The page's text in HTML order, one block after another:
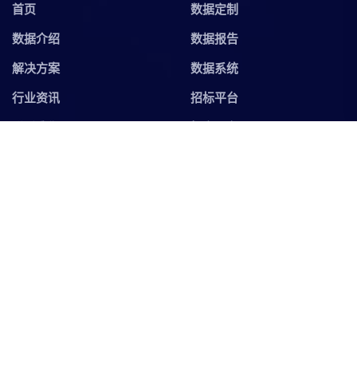
首页
数据介绍
解决方案
行业资讯
数据定制
数据报告
数据系统
招标平台